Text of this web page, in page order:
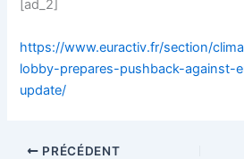
[ad_2]
https://www.euractiv.fr/section/
lobby-prepares-pushback-against-
update/
PRÉCÉDENT